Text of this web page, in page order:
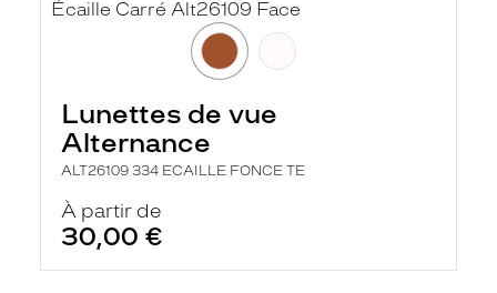
Lunettes de vue
Alternance
ALT26109 334 ECAILLE FONCE TE
À partir de
30,00 €